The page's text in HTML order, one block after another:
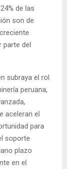
de las
son de
parte del
subraya el rol
peruana,
aceleran el
para
soporte
plazo
en el